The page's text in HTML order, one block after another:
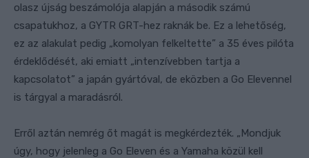
olasz újság beszámolója alapján a második számú
csapatukhoz, a GYTR GRT-hez raknák be. Ez a lehetőség,
ez az alakulat pedig „komolyan felkeltette” a 35 éves pilóta
érdeklődését, aki emiatt „intenzívebben tartja a
kapcsolatot” a japán gyártóval, de eközben a Go Elevennel
is tárgyal a maradásról.
Erről aztán nemrég őt magát is megkérdezték. „Mondjuk
úgy, hogy jelenleg a Go Eleven és a Yamaha közül kell